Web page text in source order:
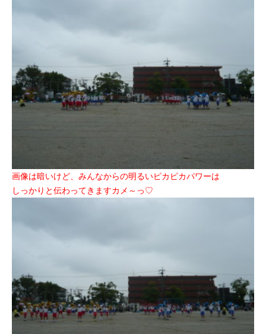
画像は暗いけど、みんなからの明るいピカピカパワーは
しっかりと伝わってきますカメ～っ♡